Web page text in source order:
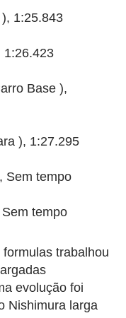
1:25.843
1:26.423
Base ),
), 1:27.295
Sem tempo
tempo
trabalhou
evolução foi
Nishimura larga